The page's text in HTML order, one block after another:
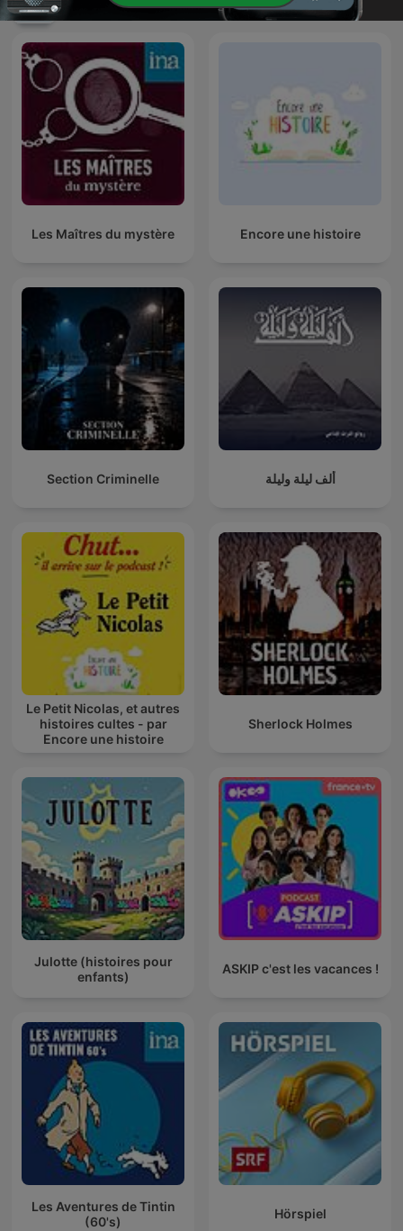
nouvelles
Les Maîtres du mystère Encore une histoire
Section Criminelle ألف ليلة وليلة
Le Petit Nicolas, et autres
histoires cultes - par
Encore une histoire
Sherlock Holmes
Julotte (histoires pour
enfants)
ASKIP c'est les vacances !
Les Aventures de Tintin
(60's)
Hörspiel